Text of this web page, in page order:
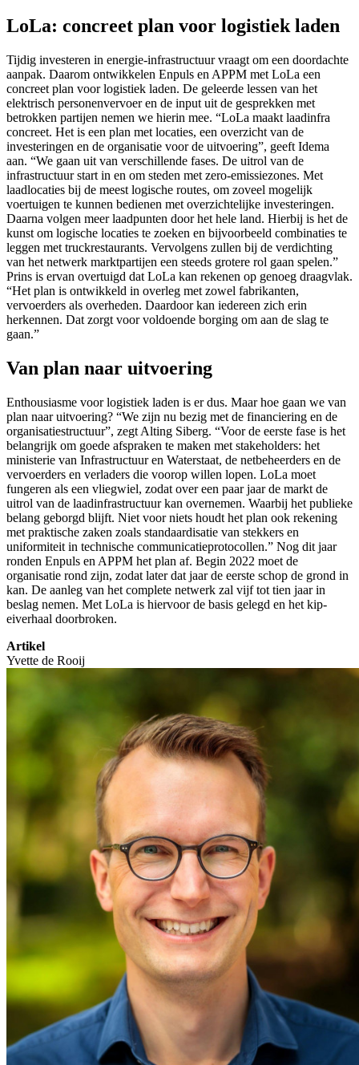
LoLa: concreet plan voor logistiek laden
Tijdig investeren in energie-infrastructuur vraagt om een doordachte
aanpak. Daarom ontwikkelen Enpuls en APPM met LoLa een
concreet plan voor logistiek laden. De geleerde lessen van het
elektrisch personenvervoer en de input uit de gesprekken met
betrokken partijen nemen we hierin mee. “LoLa maakt laadinfra
concreet. Het is een plan met locaties, een overzicht van de
investeringen en de organisatie voor de uitvoering”, geeft Idema
aan. “We gaan uit van verschillende fases. De uitrol van de
infrastructuur start in en om steden met zero-emissiezones. Met
laadlocaties bij de meest logische routes, om zoveel mogelijk
voertuigen te kunnen bedienen met overzichtelijke investeringen.
Daarna volgen meer laadpunten door het hele land. Hierbij is het de
kunst om logische locaties te zoeken en bijvoorbeeld combinaties te
leggen met truckrestaurants. Vervolgens zullen bij de verdichting
van het netwerk marktpartijen een steeds grotere rol gaan spelen.”
Prins is ervan overtuigd dat LoLa kan rekenen op genoeg draagvlak.
“Het plan is ontwikkeld in overleg met zowel fabrikanten,
vervoerders als overheden. Daardoor kan iedereen zich erin
herkennen. Dat zorgt voor voldoende borging om aan de slag te
gaan.”
Van plan naar uitvoering
Enthousiasme voor logistiek laden is er dus. Maar hoe gaan we van
plan naar uitvoering? “We zijn nu bezig met de financiering en de
organisatiestructuur”, zegt Alting Siberg. “Voor de eerste fase is het
belangrijk om goede afspraken te maken met stakeholders: het
ministerie van Infrastructuur en Waterstaat, de netbeheerders en de
vervoerders en verladers die voorop willen lopen. LoLa moet
fungeren als een vliegwiel, zodat over een paar jaar de markt de
uitrol van de laadinfrastructuur kan overnemen. Waarbij het publieke
belang geborgd blijft. Niet voor niets houdt het plan ook rekening
met praktische zaken zoals standaardisatie van stekkers en
uniformiteit in technische communicatieprotocollen.” Nog dit jaar
ronden Enpuls en APPM het plan af. Begin 2022 moet de
organisatie rond zijn, zodat later dat jaar de eerste schop de grond in
kan. De aanleg van het complete netwerk zal vijf tot tien jaar in
beslag nemen. Met LoLa is hiervoor de basis gelegd en het kip-
eiverhaal doorbroken.
Artikel
Yvette de Rooij